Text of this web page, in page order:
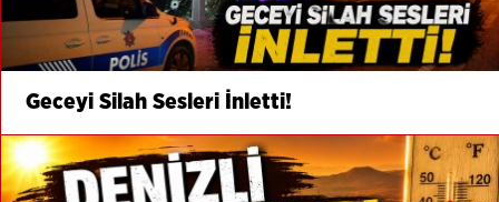
Geceyi Silah Sesleri İnletti!